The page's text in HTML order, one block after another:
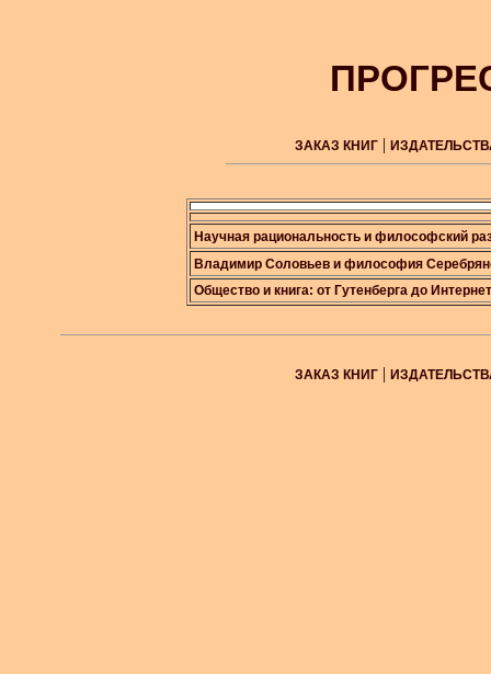
ЗАКАЗ КНИГ |
Научная рациональность и философский
Владимир Соловьев и философия
Общество и книга: от Гутенберга до
ЗАКАЗ КНИГ |